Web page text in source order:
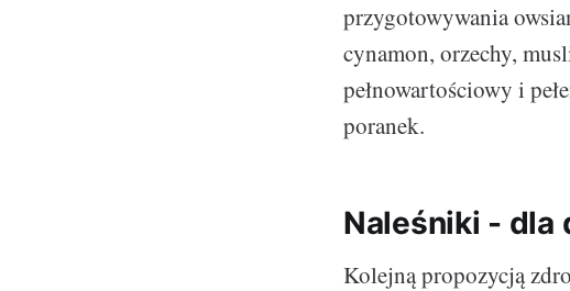
przygotowywania
cynamon, orzechy,
pełnowartościowy i
poranek.
Naleśniki - dla
Kolejną propozycją